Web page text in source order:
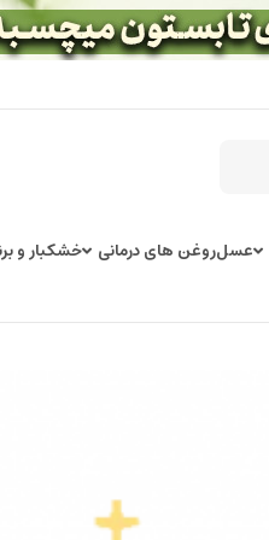
عسلروغن های درمانی
خشکبار و